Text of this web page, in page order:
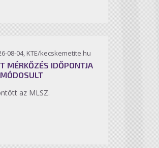
08-04, KTE/kecskemetite.hu
MÉRKŐZÉS IDŐPONTJA
az MLSZ.